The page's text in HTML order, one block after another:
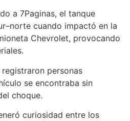
a 7Paginas, el tanque
cuando impactó en la
Chevrolet, provocando
personas
se encontraba sin
choque.
curiosidad entre los